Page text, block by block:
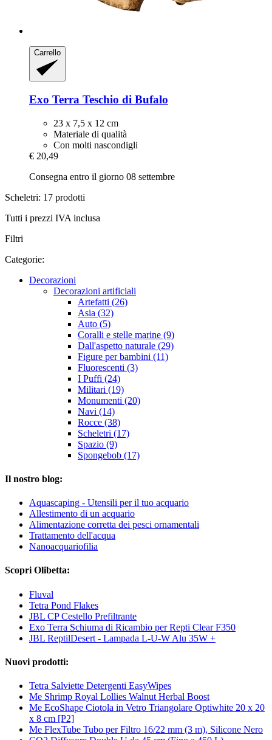
Carrello
Exo Terra Teschio di Bufalo
23 x 7,5 x 12 cm
Materiale di qualità
Con molti nascondigli
€ 20,49
Consegna entro il giorno 08 settembre
Scheletri: 17 prodotti
Tutti i prezzi IVA inclusa
Filtri
Categorie:
Decorazioni
Decorazioni artificiali
Artefatti (26)
Asia (32)
Auto (5)
Coralli e stelle marine (9)
Dall'aspetto naturale (29)
Figure per bambini (11)
Fluorescenti (3)
I Puffi (24)
Militari (19)
Monumenti (20)
Navi (14)
Rocce (38)
Scheletri (17)
Spazio (9)
Spongebob (17)
Il nostro blog:
Aquascaping - Utensili per il tuo acquario
Allestimento di un acquario
Alimentazione corretta dei pesci ornamentali
Trattamento dell'acqua
Nanoacquariofilia
Scopri Olibetta:
Fluval
Tetra Pond Flakes
JBL CP Cestello Prefiltrante
Exo Terra Schiuma di Ricambio per Repti Clear F350
JBL ReptilDesert - Lampada L-U-W Alu 35W +
Nuovi prodotti:
Tetra Salviette Detergenti EasyWipes
Me Shrimp Royal Lollies Walnut Herbal Boost
Me EcoShape Ciotola in Vetro Triangolare Optiwhite 20 x 20
x 8 cm [P2]
Me FlexTube Tubo per Filtro 16/22 mm (3 m), Silicone Nero